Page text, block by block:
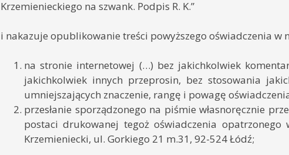
Krzemienieckiego na szwank. Podpis R. K.”
i nakazuje opublikowanie treści powyższego oświadczenia w
na stronie internetowej (…) bez jakichkolwiek
jakichkolwiek innych przeprosin, bez stosowania
umniejszających znaczenie, rangę i powagę
przesłanie sporządzonego na piśmie własnoręcznie
postaci drukowanej tegoż oświadczenia opatrzonego
Krzemieniecki, ul. Gorkiego 21 m.31, 92-524 Łódź;